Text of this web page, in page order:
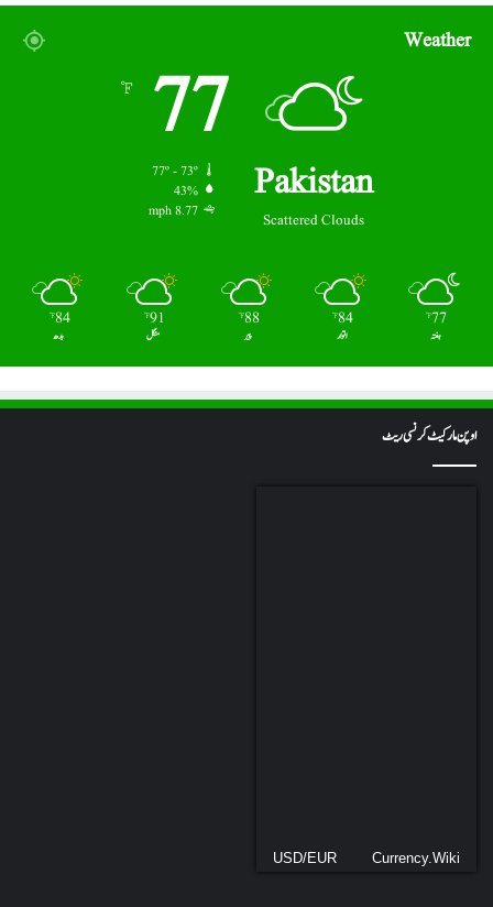
Weather
Pakistan
Scattered Clouds
77
℉
77º - 73º
43%
8.77 mph
77
℉
ہفتہ
84
℉
اتوار
88
℉
پیر
91
℉
منگل
84
℉
بدھ
اوپن مارکیٹ کرنسی ریٹ
USD/EUR Currency.Wiki